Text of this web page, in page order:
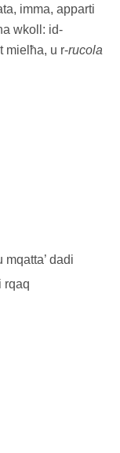
imma, apparti
wkoll: id-
mielħa, u r-rucola
dadi
rqaq